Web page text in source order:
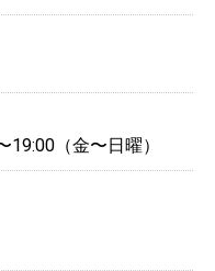
（金〜日曜）